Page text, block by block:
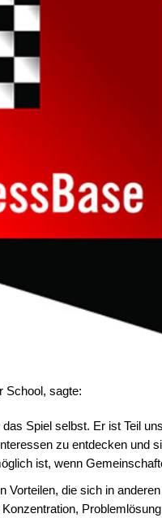
School, sagte:
Spiel selbst. Er ist Teil
zu entdecken und
ist, wenn
Vorteilen, die sich in